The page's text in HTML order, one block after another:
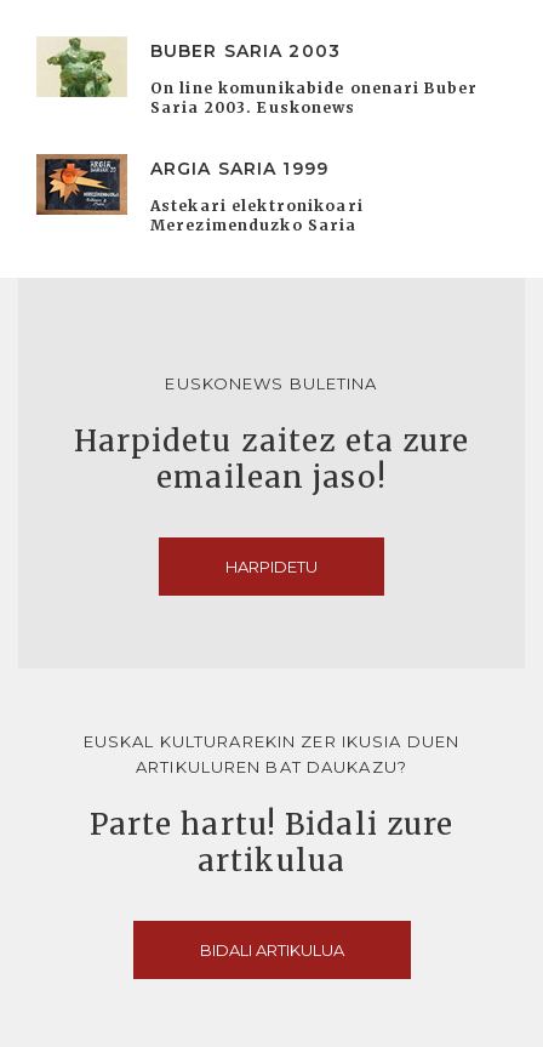
BUBER SARIA 2003
On line komunikabide onenari Buber
Saria 2003. Euskonews
ARGIA SARIA 1999
Astekari elektronikoari
Merezimenduzko Saria
EUSKONEWS BULETINA
Harpidetu zaitez eta zure
emailean jaso!
HARPIDETU
EUSKAL KULTURAREKIN ZER IKUSIA DUEN
ARTIKULUREN BAT DAUKAZU?
Parte hartu! Bidali zure
artikulua
BIDALI ARTIKULUA